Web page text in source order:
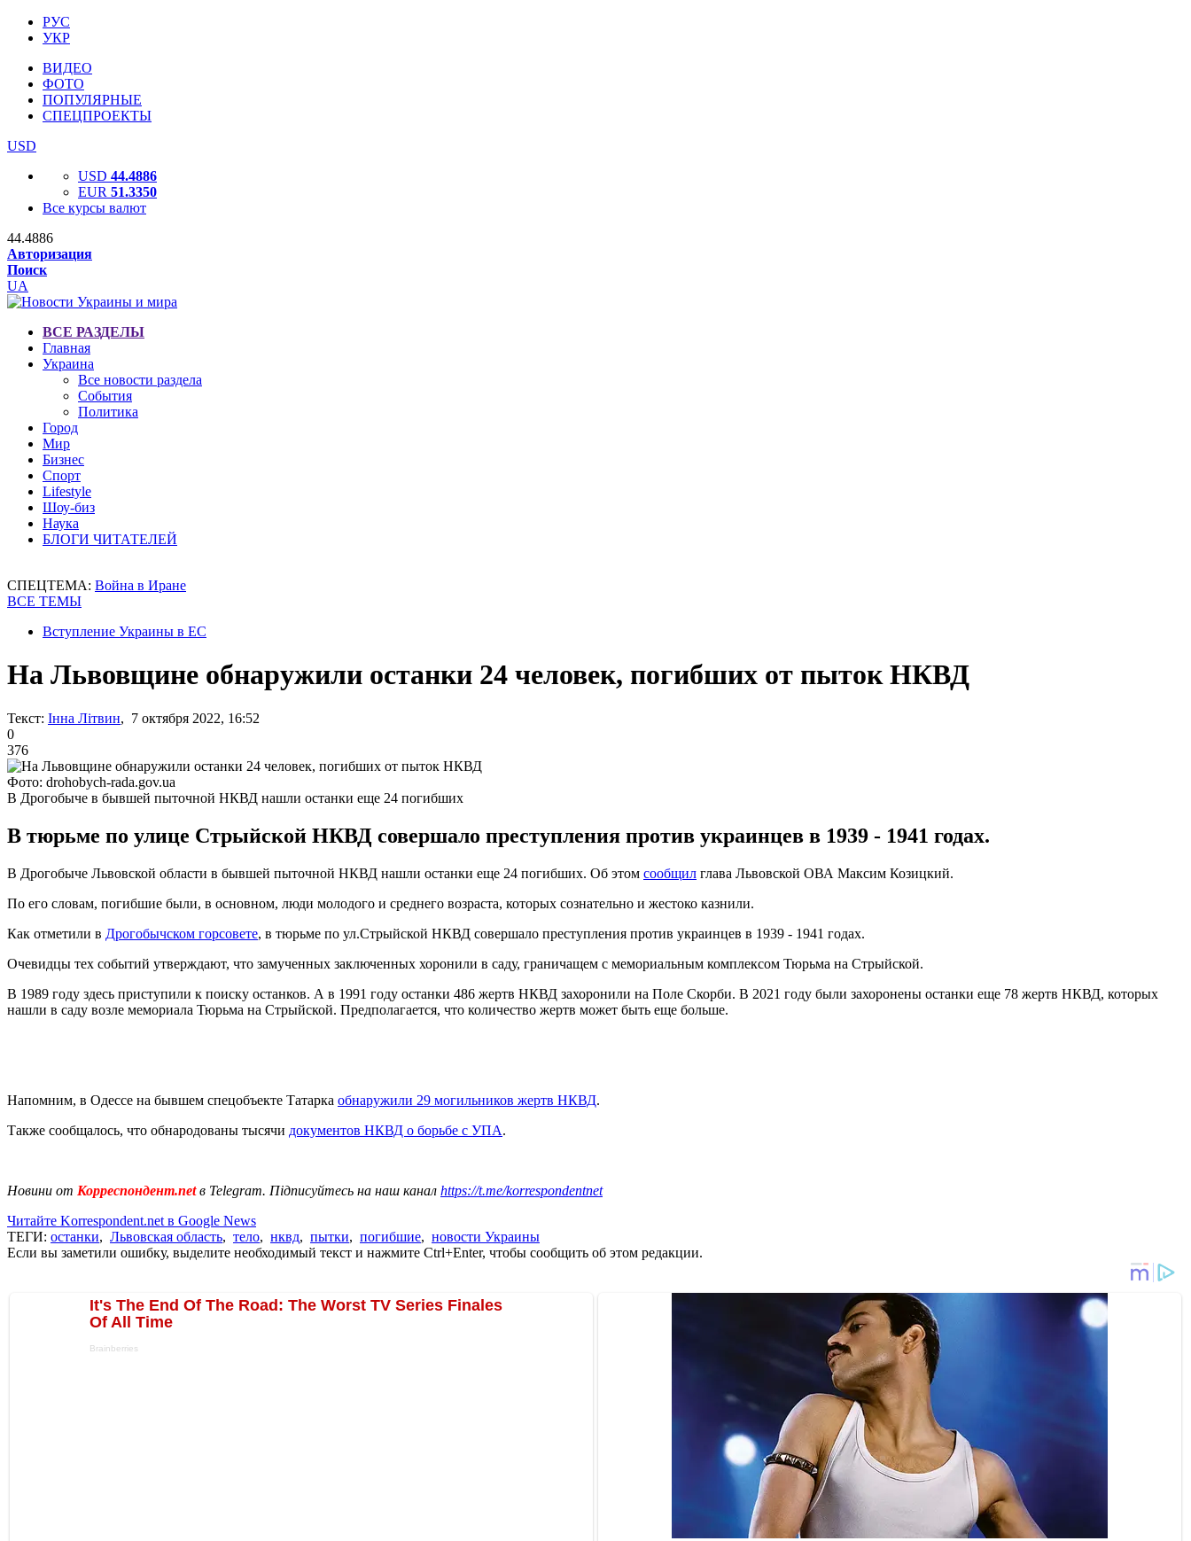
РУС
УКР
ВИДЕО
ФОТО
ПОПУЛЯРНЫЕ
СПЕЦПРОЕКТЫ
USD
USD 44.4886
EUR 51.3350
Все курсы валют
44.4886
Авторизация
Поиск
UA
ВСЕ РАЗДЕЛЫ
Главная
Украина
Все новости раздела
События
Политика
Город
Мир
Бизнес
Спорт
Lifestyle
Шоу-биз
Наука
БЛОГИ ЧИТАТЕЛЕЙ
СПЕЦТЕМА: Война в Иране
ВСЕ ТЕМЫ
Вступление Украины в ЕС
На Львовщине обнаружили останки 24 человек, погибших от пыток НКВД
Текст: Інна Літвин, 7 октября 2022, 16:52
0
376
Фото: drohobych-rada.gov.ua
В Дрогобыче в бывшей пыточной НКВД нашли останки еще 24 погибших
В тюрьме по улице Стрыйской НКВД совершало преступления против украинцев в 1939 - 1941 годах.
В Дрогобыче Львовской области в бывшей пыточной НКВД нашли останки еще 24 погибших. Об этом сообщил глава Львовской ОВА Максим Козицкий.
По его словам, погибшие были, в основном, люди молодого и среднего возраста, которых сознательно и жестоко казнили.
Как отметили в Дрогобычском горсовете, в тюрьме по ул.Стрыйской НКВД совершало преступления против украинцев в 1939 - 1941 годах.
Очевидцы тех событий утверждают, что замученных заключенных хоронили в саду, граничащем с мемориальным комплексом Тюрьма на Стрыйской.
В 1989 году здесь приступили к поиску останков. А в 1991 году останки 486 жертв НКВД захоронили на Поле Скорби. В 2021 году были захоронены останки еще 78 жертв НКВД, которых
нашли в саду возле мемориала Тюрьма на Стрыйской. Предполагается, что количество жертв может быть еще больше.
Напомним, в Одессе на бывшем спецобъекте Татарка обнаружили 29 могильников жертв НКВД.
Также сообщалось, что обнародованы тысячи документов НКВД о борьбе с УПА.
Новини от Корреспондент.netв Telegram. Підписуйтесь на наш канал https://t.me/korrespondentnet
Читайте Korrespondent.net в Google News
ТЕГИ: останки, Львовская область, тело, нквд, пытки, погибшие, новости Украины
Если вы заметили ошибку, выделите необходимый текст и нажмите Ctrl+Enter, чтобы сообщить об этом редакции.